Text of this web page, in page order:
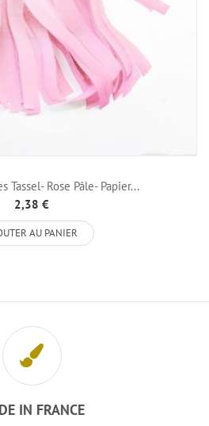
Tassel- Rose Pâle- Papier...
2,38 €
AU PANIER
IN FRANCE